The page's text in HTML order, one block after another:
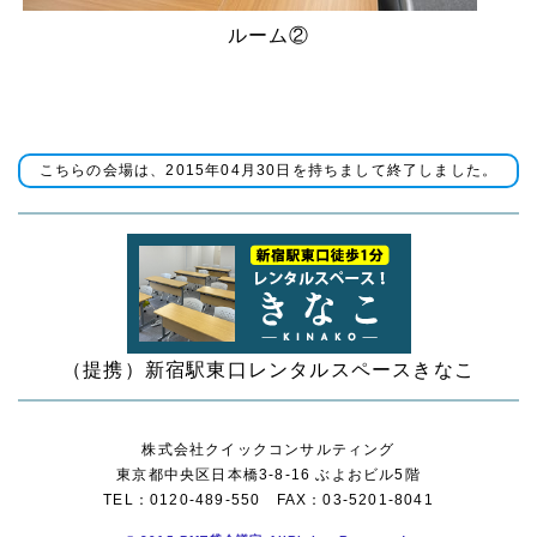
ルーム②
こちらの会場は、2015年04月30日を持ちまして終了しました。
（提携）新宿駅東口レンタルスペースきなこ
株式会社クイックコンサルティング
東京都中央区日本橋3-8-16 ぶよおビル5階
TEL：0120-489-550 FAX：03-5201-8041